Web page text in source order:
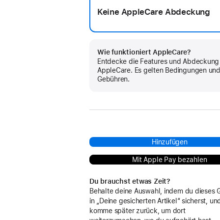
Keine AppleCare Abdeckung
Wie funktioniert AppleCare?
Entdecke die Features und
AppleCare. Es gelten Bedingungen und
Gebühren.
Hinzufügen
Mit Apple Pay bezahlen
Du brauchst etwas Zeit?
Behalte deine Auswahl, indem du dieses
in „Deine gesicherten Artikel“ sicherst, und
komme später zurück, um dort